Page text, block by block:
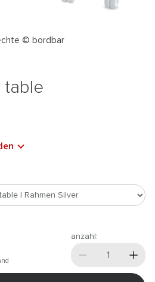
© bordbar
table
anzahl: